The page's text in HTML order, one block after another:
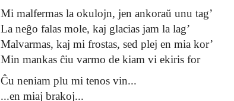
Mi malfermas la okulojn, jen ankoraŭ unu tag’
La neĝo falas mole, kaj glacias jam la lag’
Malvarmas, kaj mi frostas, sed plej en mia kor’
Min mankas ĉiu varmo de kiam vi ekiris for
Ĉu neniam plu mi tenos vin...
...en miaj brakoj...